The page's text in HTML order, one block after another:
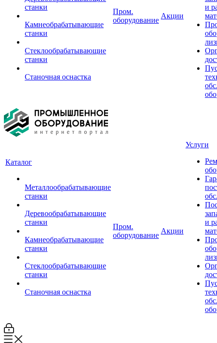
станки
Камнеобрабатывающие
станки
Стеклообрабатывающие
станки
Станочная оснастка
Пром.
оборудование
Акции
и
Каталог
Металлообрабатывающие
станки
Деревообрабатывающие
станки
Камнеобрабатывающие
станки
Стеклообрабатывающие
станки
Станочная оснастка
Пром.
оборудование
Акции
Услуги
и